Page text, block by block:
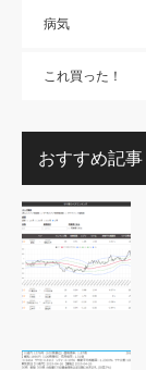
病気
これ買った！
おすすめ記事